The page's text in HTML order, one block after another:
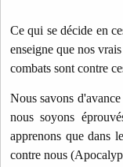
Ce qui se décide en
enseigne que nos
combats sont contre
Nous savons
nous soyons
apprenons que dans
contre nous